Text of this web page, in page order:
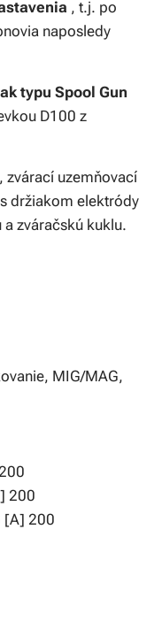
, t.j. po
naposledy
typu Spool Gun
D100 z
zvárací uzemňovací
držiakom elektródy
zváračskú kuklu.
MIG/MAG,
200
[A] 200